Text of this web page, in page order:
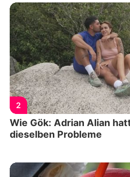
2
Wie Gök: Adrian Alian
dieselben Probleme